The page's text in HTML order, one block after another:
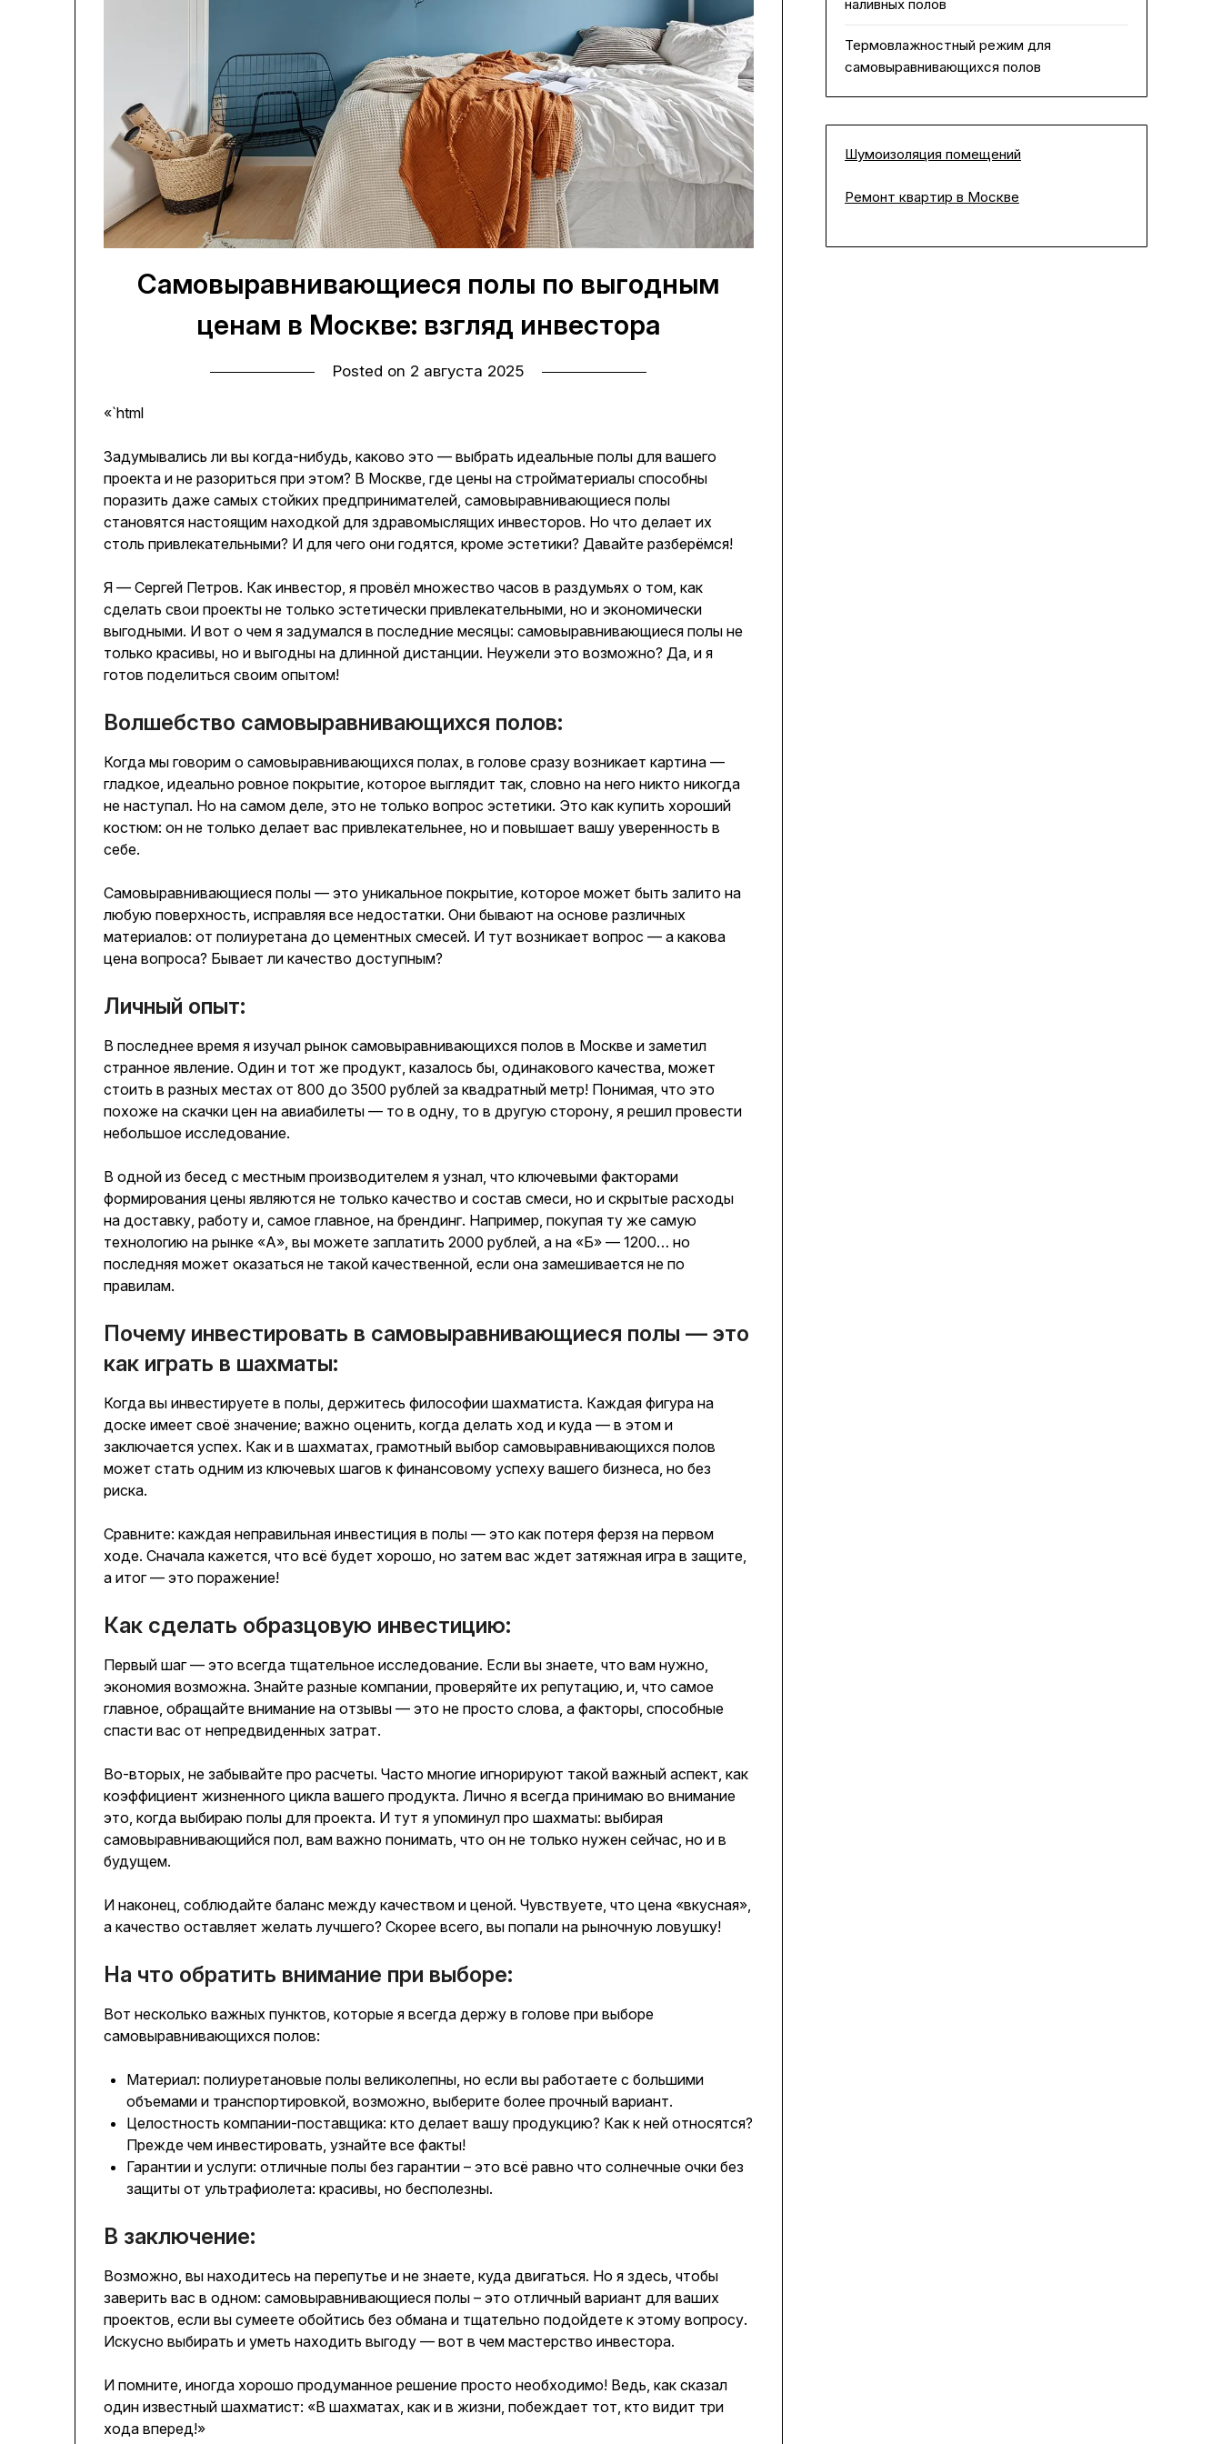
Самовыравнивающиеся полы по выгодным
ценам в Москве: взгляд инвестора
Posted on 2 августа 2025
«`html
Задумывались ли вы когда-нибудь, каково это — выбрать идеальные полы для вашего
проекта и не разориться при этом? В Москве, где цены на стройматериалы способны
поразить даже самых стойких предпринимателей, самовыравнивающиеся полы
становятся настоящим находкой для здравомыслящих инвесторов. Но что делает их
столь привлекательными? И для чего они годятся, кроме эстетики? Давайте разберёмся!
Я — Сергей Петров. Как инвестор, я провёл множество часов в раздумьях о том, как
сделать свои проекты не только эстетически привлекательными, но и экономически
выгодными. И вот о чем я задумался в последние месяцы: самовыравнивающиеся полы не
только красивы, но и выгодны на длинной дистанции. Неужели это возможно? Да, и я
готов поделиться своим опытом!
Волшебство самовыравнивающихся полов:
Когда мы говорим о самовыравнивающихся полах, в голове сразу возникает картина —
гладкое, идеально ровное покрытие, которое выглядит так, словно на него никто никогда
не наступал. Но на самом деле, это не только вопрос эстетики. Это как купить хороший
костюм: он не только делает вас привлекательнее, но и повышает вашу уверенность в
себе.
Самовыравнивающиеся полы — это уникальное покрытие, которое может быть залито на
любую поверхность, исправляя все недостатки. Они бывают на основе различных
материалов: от полиуретана до цементных смесей. И тут возникает вопрос — а какова
цена вопроса? Бывает ли качество доступным?
Личный опыт:
В последнее время я изучал рынок самовыравнивающихся полов в Москве и заметил
странное явление. Один и тот же продукт, казалось бы, одинакового качества, может
стоить в разных местах от 800 до 3500 рублей за квадратный метр! Понимая, что это
похоже на скачки цен на авиабилеты — то в одну, то в другую сторону, я решил провести
небольшое исследование.
В одной из бесед с местным производителем я узнал, что ключевыми факторами
формирования цены являются не только качество и состав смеси, но и скрытые расходы
на доставку, работу и, самое главное, на брендинг. Например, покупая ту же самую
технологию на рынке «А», вы можете заплатить 2000 рублей, а на «Б» — 1200… но
последняя может оказаться не такой качественной, если она замешивается не по
правилам.
Почему инвестировать в самовыравнивающиеся полы — это
как играть в шахматы:
Когда вы инвестируете в полы, держитесь философии шахматиста. Каждая фигура на
доске имеет своё значение; важно оценить, когда делать ход и куда — в этом и
заключается успех. Как и в шахматах, грамотный выбор самовыравнивающихся полов
может стать одним из ключевых шагов к финансовому успеху вашего бизнеса, но без
риска.
Сравните: каждая неправильная инвестиция в полы — это как потеря ферзя на первом
ходе. Сначала кажется, что всё будет хорошо, но затем вас ждет затяжная игра в защите,
а итог — это поражение!
Как сделать образцовую инвестицию:
Первый шаг — это всегда тщательное исследование. Если вы знаете, что вам нужно,
экономия возможна. Знайте разные компании, проверяйте их репутацию, и, что самое
главное, обращайте внимание на отзывы — это не просто слова, а факторы, способные
спасти вас от непредвиденных затрат.
Во-вторых, не забывайте про расчеты. Часто многие игнорируют такой важный аспект, как
коэффициент жизненного цикла вашего продукта. Лично я всегда принимаю во внимание
это, когда выбираю полы для проекта. И тут я упоминул про шахматы: выбирая
самовыравнивающийся пол, вам важно понимать, что он не только нужен сейчас, но и в
будущем.
И наконец, соблюдайте баланс между качеством и ценой. Чувствуете, что цена «вкусная»,
а качество оставляет желать лучшего? Скорее всего, вы попали на рыночную ловушку!
На что обратить внимание при выборе:
Вот несколько важных пунктов, которые я всегда держу в голове при выборе
самовыравнивающихся полов:
Материал: полиуретановые полы великолепны, но если вы работаете с большими
объемами и транспортировкой, возможно, выберите более прочный вариант.
Целостность компании-поставщика: кто делает вашу продукцию? Как к ней относятся?
Прежде чем инвестировать, узнайте все факты!
Гарантии и услуги: отличные полы без гарантии – это всё равно что солнечные очки без
защиты от ультрафиолета: красивы, но бесполезны.
В заключение:
Возможно, вы находитесь на перепутье и не знаете, куда двигаться. Но я здесь, чтобы
заверить вас в одном: самовыравнивающиеся полы – это отличный вариант для ваших
проектов, если вы сумеете обойтись без обмана и тщательно подойдете к этому вопросу.
Искусно выбирать и уметь находить выгоду — вот в чем мастерство инвестора.
И помните, иногда хорошо продуманное решение просто необходимо! Ведь, как сказал
один известный шахматист: «В шахматах, как и в жизни, побеждает тот, кто видит три
хода вперед!»
наливных полов
Термовлажностный режим для
самовыравнивающихся полов
Шумоизоляция помещений
Ремонт квартир в Москве